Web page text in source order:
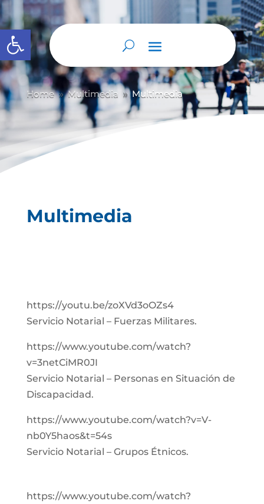
Abrir barra de herramientas
Home 9 Multimedia 9 Multimedia
Multimedia
https://youtu.be/zoXVd3oOZs4
Servicio Notarial – Fuerzas Militares.
https://www.youtube.com/watch?
v=3netCiMR0JI
Servicio Notarial – Personas en Situación de
Discapacidad.
https://www.youtube.com/watch?v=V-
nb0Y5haos&t=54s
Servicio Notarial – Grupos Étnicos.
https://www.youtube.com/watch?